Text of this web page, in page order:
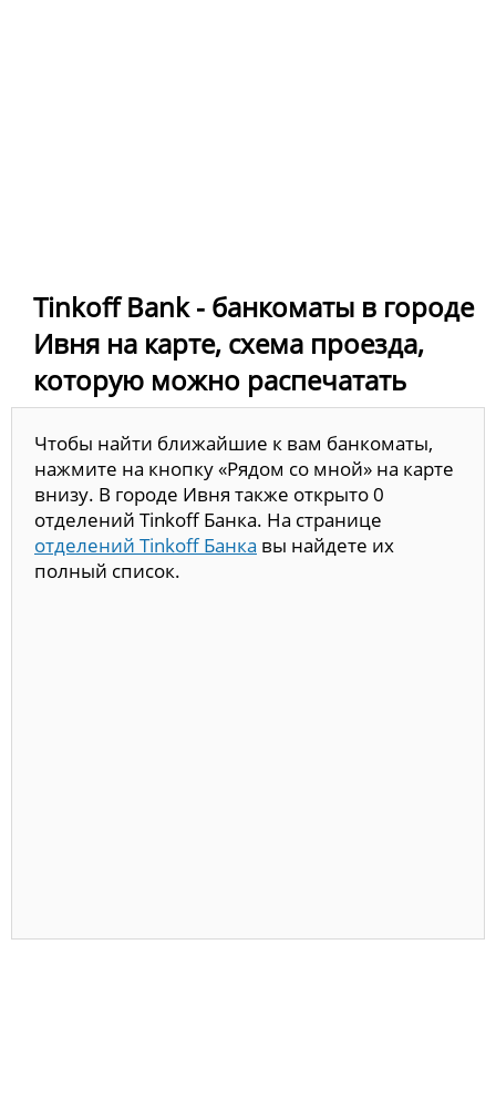
Tinkoff Bank - банкоматы в городе
Ивня на карте, схема проезда,
которую можно распечатать
Чтобы найти ближайшие к вам банкоматы,
нажмите на кнопку «Рядом со мной» на карте
внизу. В городе Ивня также открыто 0
отделений Tinkoff Банка. На странице
отделений Tinkoff Банка вы найдете их
полный список.